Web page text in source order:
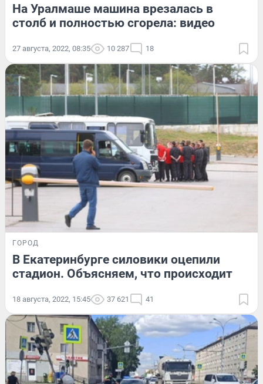
На Уралмаше машина врезалась в
столб и полностью сгорела: видео
27 августа, 2022, 08:35 10 287 18
ГОРОД
В Екатеринбурге силовики оцепили
стадион. Объясняем, что происходит
18 августа, 2022, 15:45 37 621 41